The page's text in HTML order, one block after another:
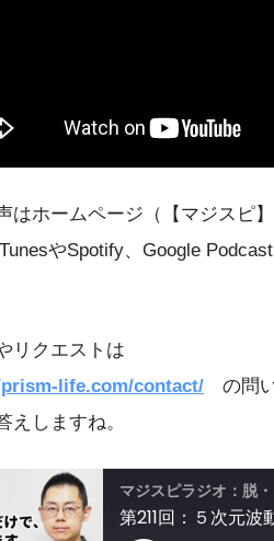
はホームページ（【マジスピ
やSpotify、Google
リクエストは
life.com/contact/ の問
えしますね。
マジスピラジオ：脱
第211回：５次元波